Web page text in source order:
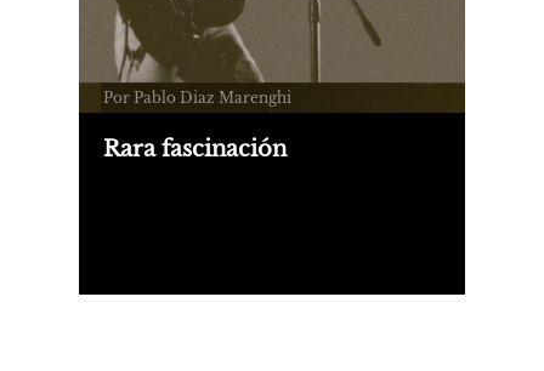
Por Pablo Diaz Marenghi
Rara fascinación